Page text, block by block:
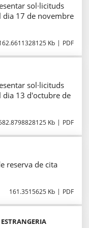
sol·licituds
dia 17 de novembre
Kb PDF
sol·licituds
dia 13 d'octubre de
Kb PDF
reserva de cita
161.3515625 Kb PDF